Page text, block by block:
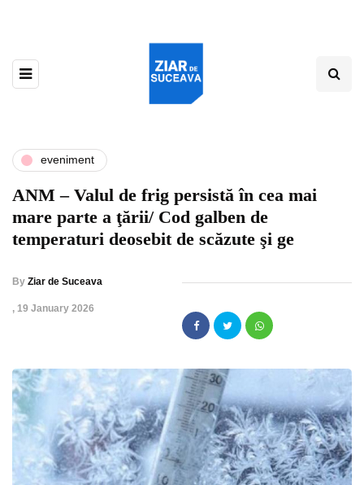
eveniment
ANM – Valul de frig persistă în cea mai
mare parte a ţării/ Cod galben de
temperaturi deosebit de scăzute şi ge
By Ziar de Suceava
, 19 January 2026